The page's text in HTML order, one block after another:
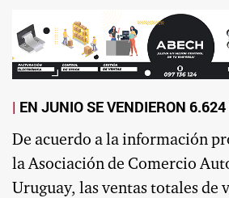
EN JUNIO SE VENDIERON
De acuerdo a la información
la Asociación de Comercio
Uruguay, las ventas totales de